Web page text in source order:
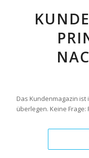
Das Kundenmagazin ist
überlegen. Keine Frage: